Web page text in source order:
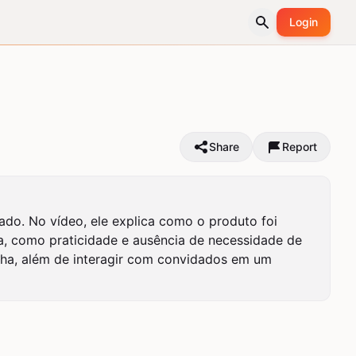
Login
Share Report
No vídeo, ele explica como o produto foi
como praticidade e ausência de necessidade de
além de interagir com convidados em um